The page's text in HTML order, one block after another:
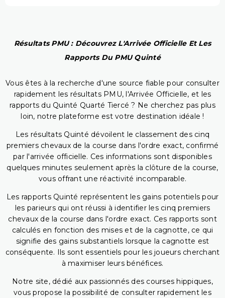
Résultats PMU : Découvrez L'Arrivée Officielle Et Les
Rapports Du PMU Quinté
Vous êtes à la recherche d'une source fiable pour consulter
rapidement les résultats PMU, l'Arrivée Officielle, et les
rapports du Quinté Quarté Tiercé ? Ne cherchez pas plus
loin, notre plateforme est votre destination idéale !
Les résultats Quinté dévoilent le classement des cinq
premiers chevaux de la course dans l'ordre exact, confirmé
par l'arrivée officielle. Ces informations sont disponibles
quelques minutes seulement après la clôture de la course,
vous offrant une réactivité incomparable.
Les rapports Quinté représentent les gains potentiels pour
les parieurs qui ont réussi à identifier les cinq premiers
chevaux de la course dans l'ordre exact. Ces rapports sont
calculés en fonction des mises et de la cagnotte, ce qui
signifie des gains substantiels lorsque la cagnotte est
conséquente. Ils sont essentiels pour les joueurs cherchant
à maximiser leurs bénéfices.
Notre site, dédié aux passionnés des courses hippiques,
vous propose la possibilité de consulter rapidement les